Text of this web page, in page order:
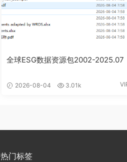
全球ESG数据资源包2002-2025.07
2026-08-04 3.01k
热门标签